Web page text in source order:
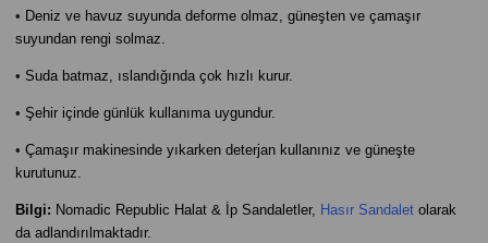
• Deniz ve havuz suyunda deforme olmaz, güneşten ve çamaşır
suyundan rengi solmaz.
• Suda batmaz, ıslandığında çok hızlı kurur.
• Şehir içinde günlük kullanıma uygundur.
• Çamaşır makinesinde yıkarken deterjan kullanınız ve güneşte
kurutunuz.
Bilgi: Nomadic Republic Halat & İp Sandaletler, Hasır Sandalet olarak
da adlandırılmaktadır.